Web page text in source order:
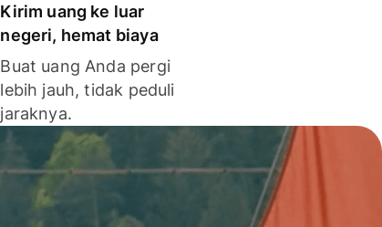
Kirim uang ke luar
negeri, hemat biaya
Buat uang Anda pergi
lebih jauh, tidak peduli
jaraknya.